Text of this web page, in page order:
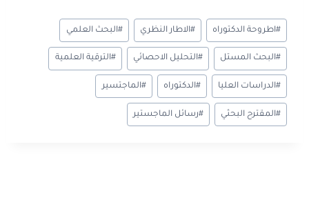
b
o
ok
ail
at
sA
p
p
se
n
g
er
sa
g
e
gr
a
m
t
وسوم
المقال:
#اطروحة الدكتوراه #الاطار النظري #البحث العلمي
#البحث المستل #التحليل الاحصائي #الترقية العلمية
#الدراسات العليا #الدكتوراه #الماجتسير
#المقترح البحثي #رسائل الماجستير